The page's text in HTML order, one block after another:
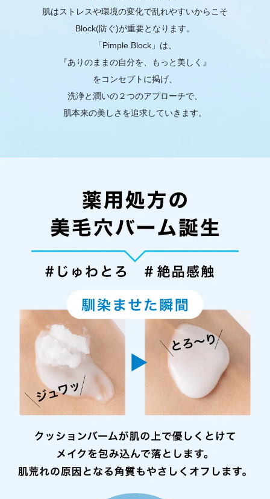
肌はストレスや環境の変化で乱れやすいからこそ
Block(防ぐ)が重要となります。
「Pimple Block」は、
『ありのままの自分を、もっと美しく』
をコンセプトに掲げ、
洗浄と潤いの２つのアプローチで、
肌本来の美しさを追求していきます。